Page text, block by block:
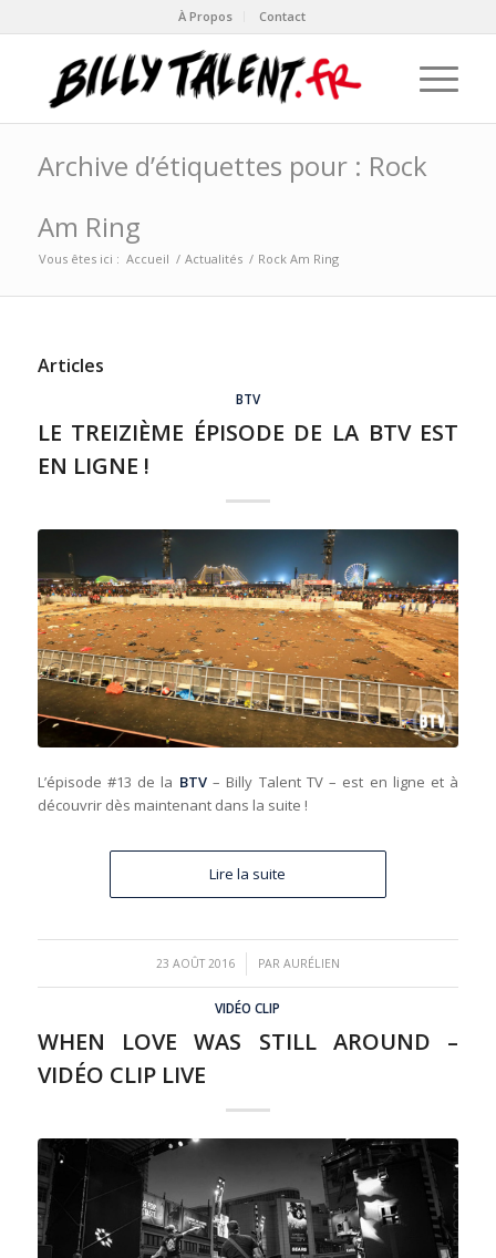
À Propos Contact
Archive d’étiquettes pour : Rock
Am Ring
Vous êtes ici : Accueil / Actualités / Rock Am Ring
Articles
BTV
LE TREIZIÈME ÉPISODE DE LA BTV EST
EN LIGNE !
L’épisode #13 de la BTV– Billy Talent TV – est en ligne et à
découvrir dès maintenant dans la suite !
Lire la suite
23 AOÛT 2016
/ PAR AURÉLIEN
VIDÉO CLIP
WHEN LOVE WAS STILL AROUND –
VIDÉO CLIP LIVE